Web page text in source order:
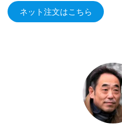
ネット注文はこちら